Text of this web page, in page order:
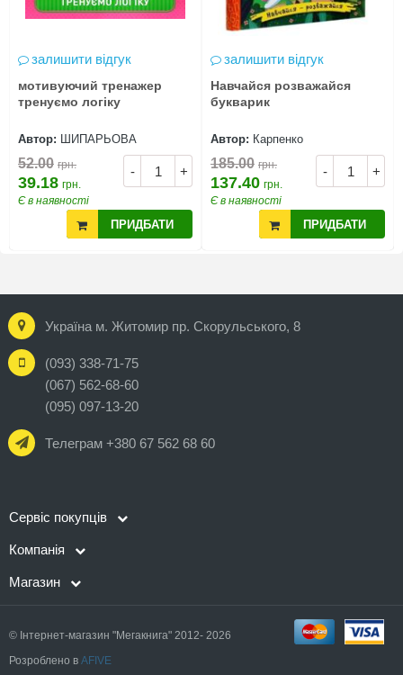
залишити відгук
мотивуючий тренажер
тренуємо логіку
Автор: ШИПАРЬОВА
- +
52.00 грн.
39.18 грн.
Є в наявності
ПРИДБАТИ
залишити відгук
Навчайся розважайся
букварик
Автор: Карпенко
- +
185.00 грн.
137.40 грн.
Є в наявності
ПРИДБАТИ
Україна м. Житомир пр. Скорульського, 8
(093) 338-71-75
(067) 562-68-60
(095) 097-13-20
Телеграм +380 67 562 68 60
Сервіс покупців
Компанія
Магазин
© Інтернет-магазин "Мегакнига" 2012- 2026
Розроблено в AFIVE